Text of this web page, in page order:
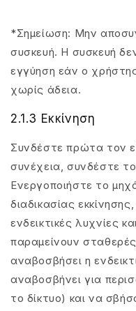
*Σημείωση: Μην
συσκευή. Η συσκευή
εγγύηση εάν ο
χωρίς άδεια.
2.1.3 Εκκίνηση
Συνδέστε πρώτα τον
συνέχεια, συνδέστε
Ενεργοποιήστε το
διαδικασίας
ενδεικτικές λυχνίες
παραμείνουν
αναβοσβήσει η
αναβοσβήνει για
το δίκτυο) και να